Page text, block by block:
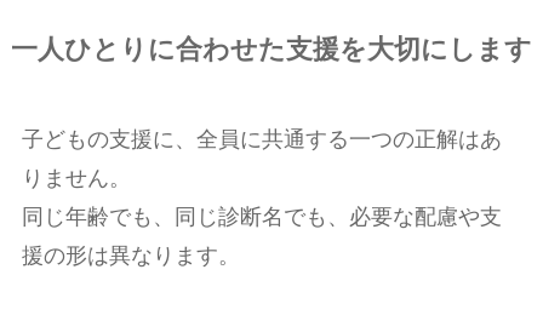
一人ひとりに合わせた支援を大切にします
子どもの支援に、全員に共通する一つの正解はあ
りません。
同じ年齢でも、同じ診断名でも、必要な配慮や支
援の形は異なります。